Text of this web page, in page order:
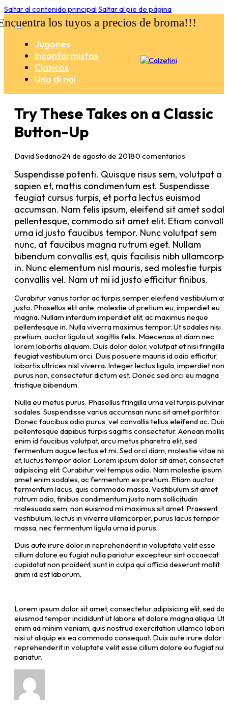
Saltar al contenido principalSaltar al pie de página
los tuyos a precios de broma!!!
Jugones
Inconformistas
Clasicos
Uno di noi
Try These Takes on a Classic
Button-Up
David Sedano·24 de agosto de 2018·0 comentarios
Suspendisse potenti. Quisque risus sem, volutpat a
sapien et, mattis condimentum est. Suspendisse
feugiat cursus turpis, et porta lectus euismod
accumsan. Nam felis ipsum, eleifend sit amet
pellentesque, commodo sit amet elit. Etiam
urna id justo faucibus tempor. Nunc volutpat sem
nunc, at faucibus magna rutrum eget. Nullam
bibendum convallis est, quis facilisis nibh
in. Nunc elementum nisl mauris, sed molestie turpis
convallis vel. Nam ut mi id justo efficitur finibus.
Curabitur varius tortor ac turpis semper eleifend vestibulum at
justo. Phasellus elit ante, molestie ut pretium eu, imperdiet eu
magna. Nullam interdum imperdiet elit, ac maximus neque
pellentesque in. Nulla viverra maximus tempor. Ut sodales nisi
pretium, auctor ligula ut, sagittis felis. Maecenas at diam nec
lorem lobortis aliquam. Duis dolor dolor, volutpat et nisi fringilla,
feugiat vestibulum orci. Duis posuere mauris id odio efficitur,
lobortis ultrices nisl viverra. Integer lectus ligula, imperdiet non
purus non, consectetur dictum est. Donec sed orci eu magna
tristique bibendum.
Nulla eu metus purus. Phasellus fringilla urna vel turpis pulvinar
sodales. Suspendisse varius accumsan nunc sit amet porttitor.
Donec faucibus odio purus, vel convallis tellus eleifend ac. Duis
pellentesque dapibus turpis sagittis consectetur. Aenean mollis,
enim id faucibus volutpat, arcu metus pharetra elit, sed
fermentum augue lectus et mi. Sed orci diam, molestie vitae nisl
et, luctus tempor dolor. Lorem ipsum dolor sit amet,
adipiscing elit. Curabitur vel tempus odio. Nam molestie ipsum
amet enim sodales, ac fermentum ex pretium. Etiam auctor
fermentum lacus, quis commodo massa. Vestibulum sit amet
rutrum odio, finibus condimentum justo nam sollicitudin
malesuada sem, non euismod mi maximus sit amet. Praesent
vestibulum, lectus in viverra ullamcorper, purus lacus tempor
massa, nec fermentum ligula urna id purus.
Duis aute irure dolor in reprehenderit in voluptate velit esse
cillum dolore eu fugiat nulla pariatur excepteur sint occaecat
cupidatat non proident, sunt in culpa qui officia deserunt mollit
anim id est laborum.
Lorem ipsum dolor sit amet, consectetur adipisicing elit, sed do
eiusmod tempor incididunt ut labore et dolore magna aliqua. Ut
enim ad minim veniam, quis nostrud exercitation ullamco laboris
nisi ut aliquip ex ea commodo consequat. Duis aute irure dolor
reprehenderit in voluptate velit esse cillum dolore eu fugiat
pariatur.